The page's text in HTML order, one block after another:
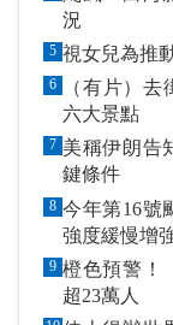
況
5
6
（有片）
六大景點
7 美稱伊朗告
鍵條件
8 今年第16號
強度緩慢增
9 橙色預警！
超23萬人